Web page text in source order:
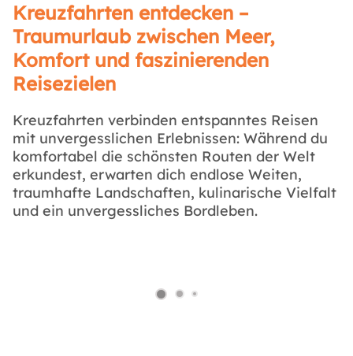
Kreuzfahrten entdecken –
Traumurlaub zwischen Meer,
Komfort und faszinierenden
Reisezielen
Kreuzfahrten verbinden entspanntes Reisen
mit unvergesslichen Erlebnissen: Während du
komfortabel die schönsten Routen der Welt
erkundest, erwarten dich endlose Weiten,
traumhafte Landschaften, kulinarische Vielfalt
und ein unvergessliches Bordleben.